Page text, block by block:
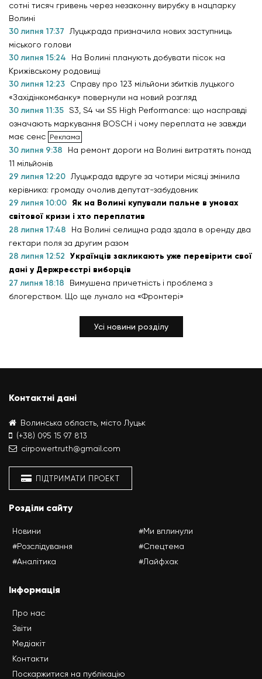
сотні тисяч гривень через незаконну вирубку в нацпарку
Волині
30 липня 17:37
Луцькрада призначила нових заступниць
міського голови
30 липня 15:24
На Волині планують добувати пісок на
Крижівському родовищі
30 липня 12:23
Справу про 123 мільйони збитків луцького
«Західінкомбанку» повернули на новий розгляд
30 липня 11:35 S3, S4 чи S5 High Performance: що насправді
означають маркування BOSCH і чому переплата не завжди
має сенс
30 липня 9:38
На ремонт дороги на Волині витратять понад
11 мільйонів
29 липня 12:20
Луцькрада вдруге за чотири місяці змінила
керівника: громаду очолив депутат-забудовник
29 липня 10:00 Як на Волині купували пальне в умовах
світової кризи і хто переплатив
28 липня 17:48
На Волині селищна рада здала в оренду два
гектари поля за другим разом
28 липня 12:52 Українців закликають уже перевірити свої
дані у Держреєстрі виборців
27 липня 18:18
Вимушена причетність і проблема з
блогерством. Що ще лунало на «Фронтері»
Усі новини розділу
Контактні дані
Волинська область, місто Луцьк
(+38) 095 15 97 813
cirpowertruth@gmail.com
ПІДТРИМАТИ ПРОЕКТ
Розділи сайту
Новини
#Розслідування
#Аналітика
#Ми вплинули
#Спецтема
#Лайфхак
Інформація
Про нас
Звіти
Медіакіт
Контакти
Поскаржитися на публікацію